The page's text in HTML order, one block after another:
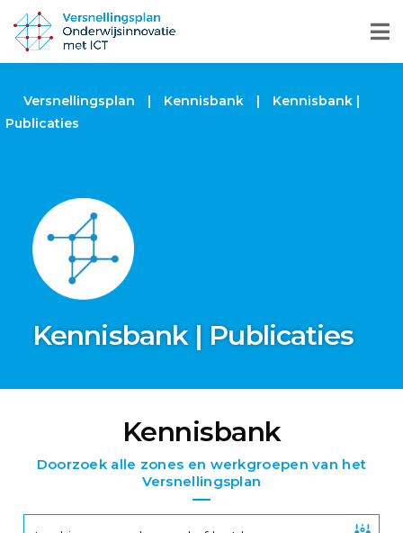
Versnellingsplan | Kennisbank |
Kennisbank |
Publicaties
Kennisbank | Publicaties
Kennisbank
Doorzoek alle zones en werkgroepen van het
Versnellingsplan